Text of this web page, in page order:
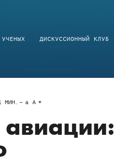
ДИСКУССИОННЫЙ КЛУБ
МИН. a A
авиации: